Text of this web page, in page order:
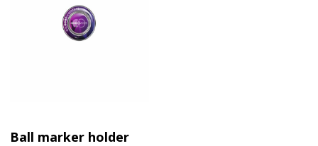
Ball marker holder